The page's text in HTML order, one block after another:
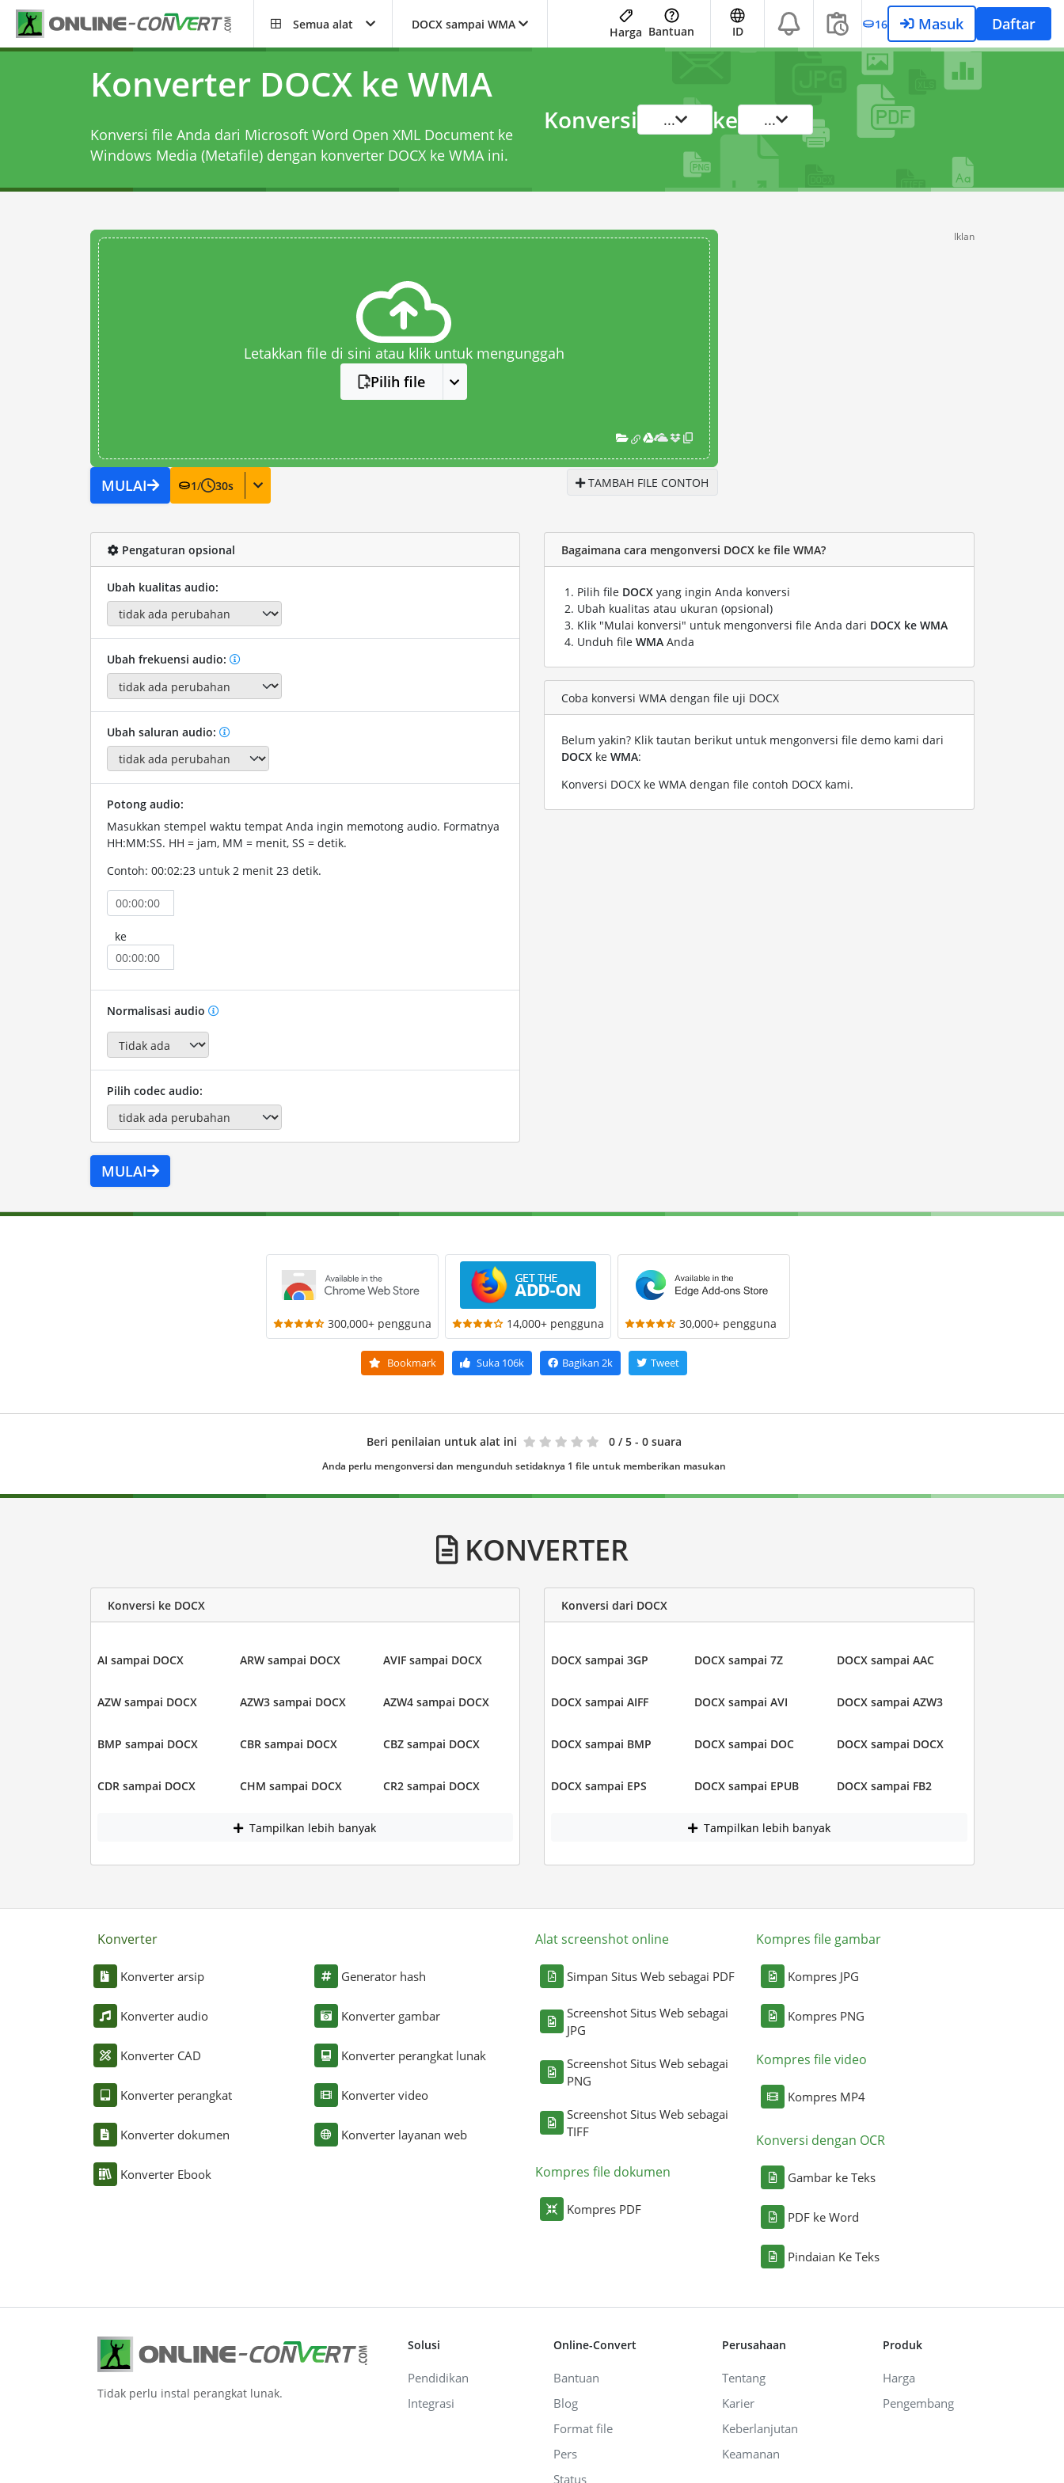
Semua alat DOCX sampai WMA
Harga Bantuan ID 16 Masuk Daftar
Konverter DOCX ke WMA
Konversi file Anda dari Microsoft Word Open XML Document ke
Windows Media (Metafile) dengan konverter DOCX ke WMAini.
Konversi ... ke ...
Letakkan file di sini atau klik untuk mengunggah
Pilih file
MULAI 1/ 30s TAMBAH FILE CONTOH
Iklan
Pengaturan opsional
Ubah kualitas audio:
Ubah frekuensi audio:
Ubah saluran audio:
Potong audio:
Masukkan stempel waktu tempat Anda ingin memotong audio. Formatnya
HH:MM:SS. HH = jam, MM = menit, SS = detik.
Contoh: 00:02:23 untuk 2 menit 23 detik.
ke
Normalisasi audio
Pilih codec audio:
MULAI
Bagaimana cara mengonversi DOCX ke file WMA?
Pilih file DOCX yang ingin Anda konversi
Ubah kualitas atau ukuran (opsional)
Klik "Mulai konversi" untuk mengonversi file Anda dari DOCX ke WMA
Unduh file WMA Anda
Coba konversi WMA dengan file uji DOCX
Belum yakin? Klik tautan berikut untuk mengonversi file demo kami dari
DOCX ke WMA:
Konversi DOCX ke WMA dengan file contoh DOCX kami.
300,000+ pengguna 14,000+ pengguna 30,000+ pengguna
Bookmark Suka 106k Bagikan 2k Tweet
Beri penilaian untuk alat ini 0 / 5 - 0 suara
Anda perlu mengonversi dan mengunduh setidaknya 1 file untuk memberikan masukan
KONVERTER
Konversi ke DOCX
AI sampai DOCX ARW sampai DOCX AVIF sampai DOCX
AZW sampai DOCX AZW3 sampai DOCX AZW4 sampai DOCX
BMP sampai DOCX CBR sampai DOCX CBZ sampai DOCX
CDR sampai DOCX CHM sampai DOCX CR2 sampai DOCX
Tampilkan lebih banyak
Konversi dari DOCX
DOCX sampai 3GP DOCX sampai 7Z DOCX sampai AAC
DOCX sampai AIFF DOCX sampai AVI DOCX sampai AZW3
DOCX sampai BMP DOCX sampai DOC DOCX sampai DOCX
DOCX sampai EPS DOCX sampai EPUB DOCX sampai FB2
Tampilkan lebih banyak
Konverter
Konverter arsip
Konverter audio
Konverter CAD
Konverter perangkat
Konverter dokumen
Konverter Ebook
Generator hash
Konverter gambar
Konverter perangkat lunak
Konverter video
Konverter layanan web
Alat screenshot online
Simpan Situs Web sebagai PDF
Screenshot Situs Web sebagai
JPG
Screenshot Situs Web sebagai
PNG
Screenshot Situs Web sebagai
TIFF
Kompres file dokumen
Kompres PDF
Kompres file gambar
Kompres JPG
Kompres PNG
Kompres file video
Kompres MP4
Konversi dengan OCR
Gambar ke Teks
PDF ke Word
Pindaian Ke Teks
Tidak perlu instal perangkat lunak.
Solusi
Pendidikan
Integrasi
Online-Convert
Bantuan
Blog
Format file
Pers
Status
Perusahaan
Tentang
Karier
Keberlanjutan
Keamanan
Produk
Harga
Pengembang